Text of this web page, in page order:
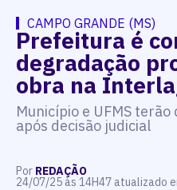
CAMPO GRANDE (MS)
Prefeitura é
degradação
obra na
Município e UFMS
após decisão judicial
Por REDAÇÃO
24/07/25 às 14H47 atualizado